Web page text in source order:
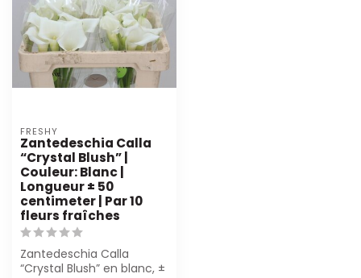
FRESHY
Zantedeschia Calla
“Crystal Blush” |
Couleur: Blanc |
Longueur ± 50
centimeter | Par 10
fleurs fraîches
Zantedeschia Calla
“Crystal Blush” en blanc, ±